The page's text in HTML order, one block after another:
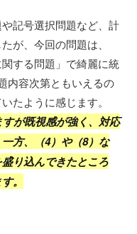
記号選択問題など、計
が、今回の問題は、
する問題」で綺麗に統
内容次第ともいえるの
たように感じます。
すが既視感が強く、対応
方、（4）や（8）な
り込んできたところ
。